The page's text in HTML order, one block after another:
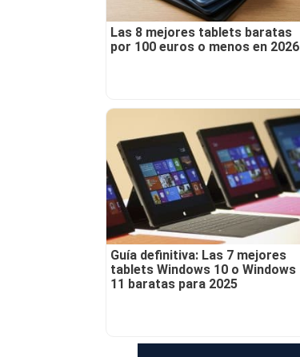
Las 8 mejores tablets baratas
por 100 euros o menos en 2026
Guía definitiva: Las 7 mejores
tablets Windows 10 o Windows
11 baratas para 2025